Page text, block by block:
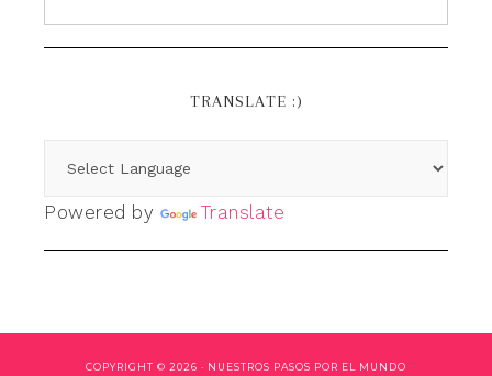
TRANSLATE :)
Powered by Translate
COPYRIGHT © 2026 · NUESTROS PASOS POR EL MUNDO